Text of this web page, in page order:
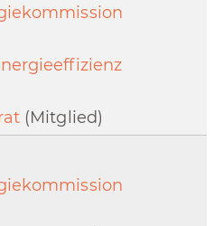
(Mitglied)